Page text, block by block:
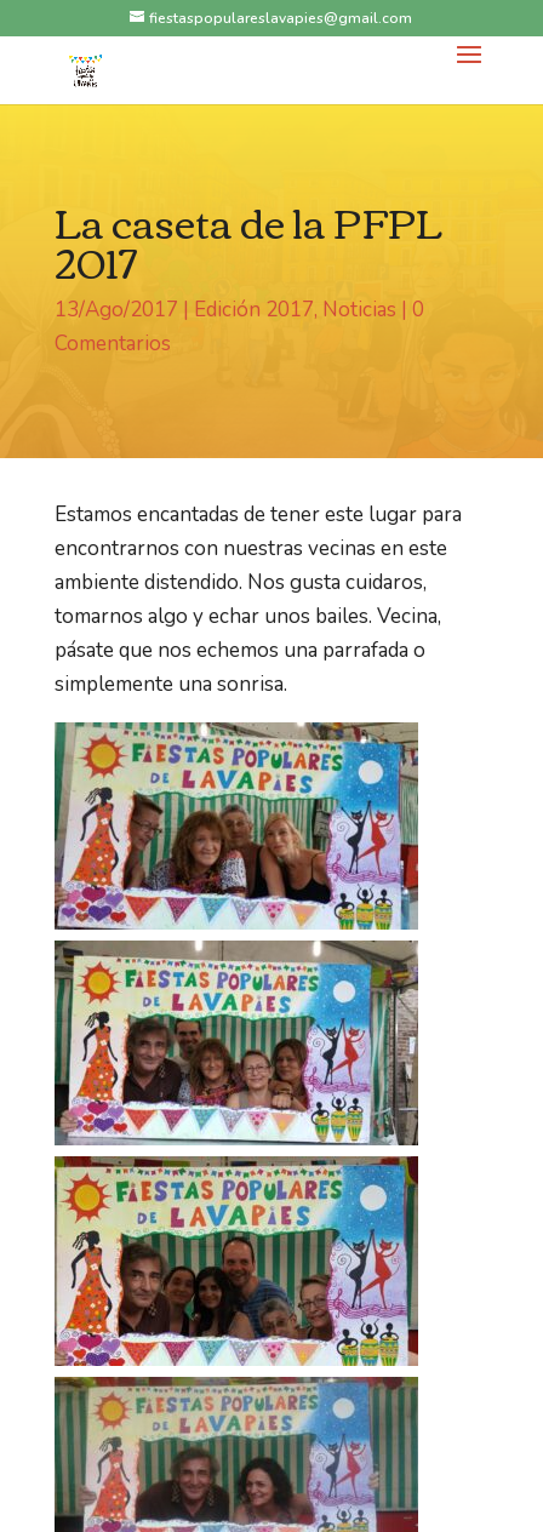
fiestaspopulareslavapies@gmail.com
La caseta de la PFPL
2017
13/Ago/2017 | Edición 2017, Noticias | 0
Comentarios
Estamos encantadas de tener este lugar para
encontrarnos con nuestras vecinas en este
ambiente distendido. Nos gusta cuidaros,
tomarnos algo y echar unos bailes. Vecina,
pásate que nos echemos una parrafada o
simplemente una sonrisa.